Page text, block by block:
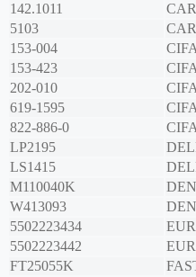
142.1011
CAR
5103
CAR
153-004
153-423
202-010
619-1595
822-886-0
LP2195
LS1415
M110040K
W413093
5502223434
5502223442
FT25055K